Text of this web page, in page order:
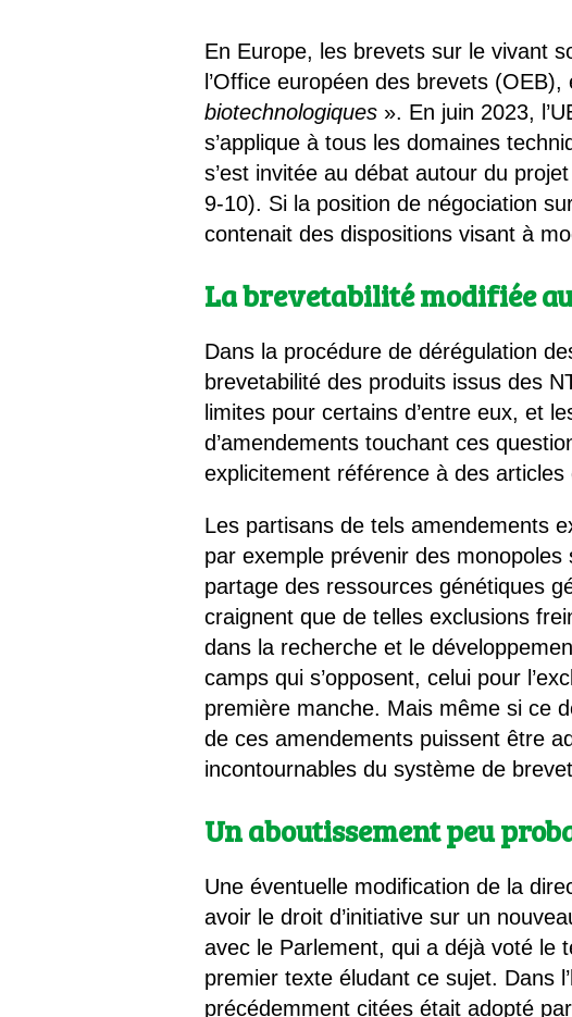
En Europe, les brevets sur le vivant
l’Office européen des brevets
biotechnologiques ». En juin 2023,
s’applique à tous les domaines
s’est invitée au débat autour du
9-10). Si la position de négociation
contenait des dispositions visant à
La brevetabilité modifiée
Dans la procédure de dérégulation
brevetabilité des produits issus des
limites pour certains d’entre eux, et
d’amendements touchant ces
explicitement référence à des
Les partisans de tels amendements
par exemple prévenir des
partage des ressources génétiques
craignent que de telles exclusions
dans la recherche et le
camps qui s’opposent, celui pour
première manche. Mais même si ce
de ces amendements puissent être
incontournables du système de
Un aboutissement peu
Une éventuelle modification de la
avoir le droit d’initiative sur un
avec le Parlement, qui a déjà voté le
premier texte éludant ce sujet. Dans
précédemment citées était adopté